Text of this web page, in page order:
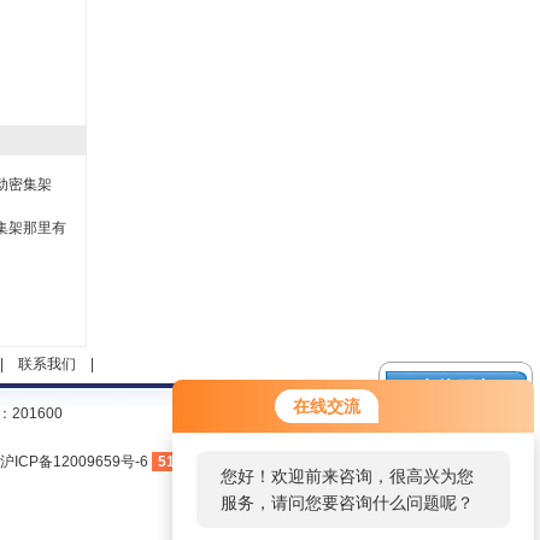
在线交流
您好！欢迎前来咨询，很高兴为您
服务，请问您要咨询什么问题呢？
您好，看您停留很久了，是否找到
了需求产品，您可以直接在线与我
密集架
架那里有
联系我们
201600
沪ICP备12009659号-6 51La